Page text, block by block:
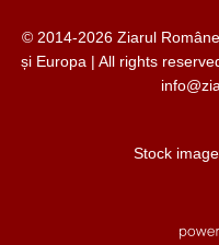
© 2014-2026 Ziarul
și Europa | All rights
Stock